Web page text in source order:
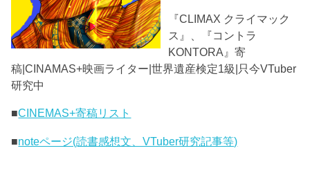
『CLIMAX クライマック
ス』、『コントラ
KONTORA』寄
稿|CINAMAS+映画ライター|世界遺産検定1級|只今VTuber
研究中
■CINEMAS+寄稿リスト
■noteページ(読書感想文、VTuber研究記事等)